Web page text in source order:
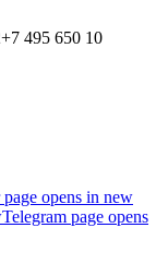
+7 495 650 10
opens in new
Telegram page opens